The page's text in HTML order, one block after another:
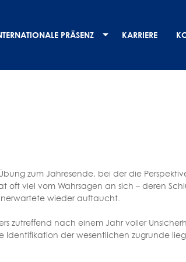
PRÄSENZ KARRIERE
zum Jahresende, bei der die
viel vom Wahrsagen an sich – deren
wieder auftaucht.
zutreffend nach einem Jahr voller
Identifikation der wesentlichen zugrunde